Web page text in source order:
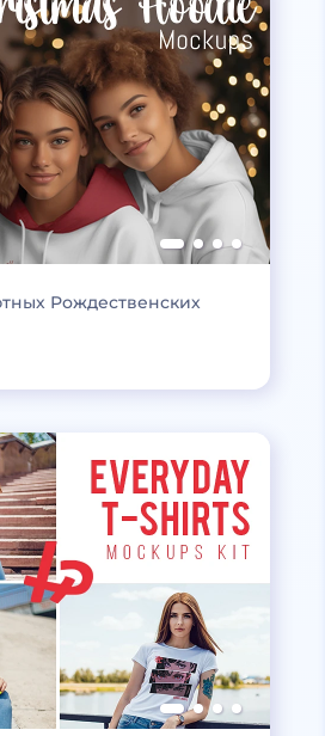
Рождественских